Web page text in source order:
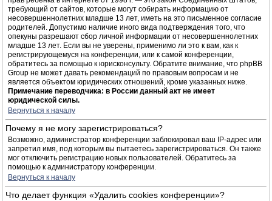
требующий от сайтов, которые могут собирать информацию от
несовершеннолетних младше 13 лет, иметь на это письменное согласие
родителей. Допустимо наличие иного вида подтверждения того, что
опекуны разрешают сбор личной информации от несовершеннолетних
младше 13 лет. Если вы не уверены, применимо ли это к вам, как к
регистрирующемуся на конференции, или к самой конференции,
обратитесь за помощью к юрисконсульту. Обратите внимание, что phpBB
Group не может давать рекомендаций по правовым вопросам и не
является объектом юридических отношений, кроме указанных ниже.
Примечание переводчика: в России данный акт не имеет
юридической силы.
Вернуться к началу
Почему я не могу зарегистрироваться?
Возможно, администратор конференции заблокировал ваш IP-адрес или
запретил имя, под которым вы пытаетесь зарегистрироваться. Он также
мог отключить регистрацию новых пользователей. Обратитесь за
помощью к администратору конференции.
Вернуться к началу
Что делает функция «Удалить cookies конференции»?